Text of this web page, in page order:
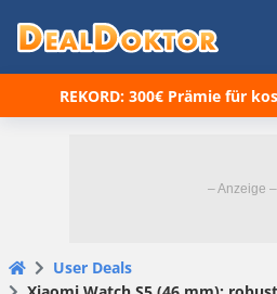
REKORD: 300€ Prämie für
User Deals